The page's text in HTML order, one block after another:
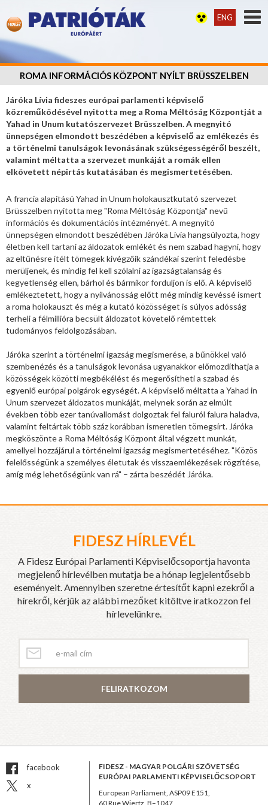
ENG
ROMA INFORMÁCIÓS KÖZPONT NYÍLT BRÜSSZELBEN
Járóka Lívia fideszes európai parlamenti képviselő
közreműködésével nyitotta meg a Roma Méltóság Központját a
Yahad in Unum kutatószervezet Brüsszelben. A megnyitó
ünnepségen elmondott beszédében a képviselő az emlékezés és
a történelmi tanulságok levonásának szükségességéről beszélt,
valamint méltatta a szervezet munkáját a romák ellen
elkövetett népirtás kutatásában és megismertetésében.
A francia alapítású Yahad in Unum holokausztkutató szervezet
Brüsszelben nyitotta meg "Roma Méltóság Központja" nevű
információs és dokumentációs intézményét. A megnyitó
ünnepségen elmondott beszédében Járóka Lívia hangsúlyozta, hogy
életben kell tartani az áldozatok emlékét és nem szabad hagyni, hogy
az eltűnésre ítélt tömegek kivégzőik szándékai szerint feledésbe
merüljenek, és mindig fel kell szólalni az igazságtalanság és
kegyetlenség ellen, bárhol és bármikor forduljon is elő. A képviselő
emlékeztetett, hogy a nyilvánosság előtt még mindig kevéssé ismert
a roma holokauszt és még a kutató közösséget is súlyos adósság
terheli a félmillióra becsült áldozatot követelő rémtettek
tudományos feldolgozásában.
Járóka szerint a történelmi igazság megismerése, a bűnökkel való
szembenézés és a tanulságok levonása ugyanakkor előmozdíthatja a
közösségek közötti megbékélést és megerősítheti a szabad és
egyenlő európai polgárok egységét. A képviselő méltatta a Yahad in
Unum szervezet áldozatos munkáját, melynek során az elmúlt
években több ezer tanúvallomást dolgoztak fel faluról falura haladva,
valamint feltártak több száz korábban ismeretlen tömegsírt. Járóka
megköszönte a Roma Méltóság Központ által végzett munkát,
amellyel hozzájárul a történelmi igazság megismertetéséhez. "Közös
felelősségünk a személyes életutak és visszaemlékezések rögzítése,
amíg még lehetőségünk van rá" – zárta beszédét Járóka.
FIDESZ HÍRLEVÉL
A Fidesz Európai Parlamenti Képviselőcsoportja havonta
megjelenő hírlevélben mutatja be a hónap legjelentősebb
eseményeit. Amennyiben szeretne értesítőt kapni ezekről a
hírekről, kérjük az alábbi mezőket kitöltve iratkozzon fel
hírlevelünkre.
FELIRATKOZOM
facebook
x
FIDESZ - MAGYAR POLGÁRI SZÖVETSÉG
EURÓPAI PARLAMENTI KÉPVISELŐCSOPORT
European Parliament, ASP09 E151,
60 Rue Wiertz, B–1047